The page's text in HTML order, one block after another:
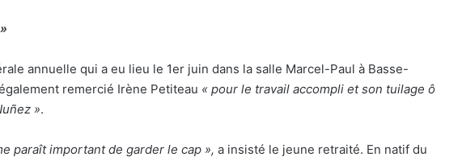
annuelle qui a eu lieu le 1er juin dans la salle Marcel-Paul à Basse-
remercié Irène Petiteau « pour le travail accompli et son tuilage ô
».
paraît important de garder le cap », a insisté le jeune retraité. En natif du